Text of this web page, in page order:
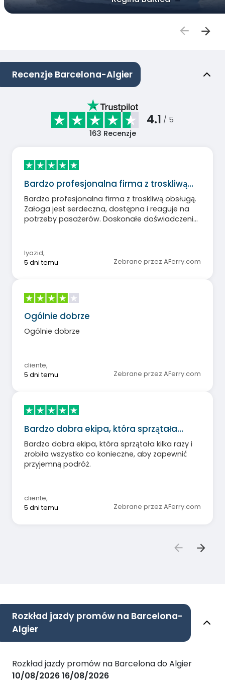
Recenzje Barcelona-Algier
4.1 / 5
163 Recenzje
Bardzo profesjonalna firma z troskliwą…
Bardzo profesjonalna firma z troskliwą obsługą.
Załoga jest serdeczna, dostępna i reaguje na
potrzeby pasażerów. Doskonałe doświadczenie,
lyazid,
5 dni temu
Zebrane przez AFerry.com
Ogólnie dobrze
Ogólnie dobrze
cliente,
5 dni temu
Zebrane przez AFerry.com
Bardzo dobra ekipa, która sprzątała…
Bardzo dobra ekipa, która sprzątała kilka razy i
zrobiła wszystko co konieczne, aby zapewnić
przyjemną podróż.
cliente,
5 dni temu
Zebrane przez AFerry.com
Rozkład jazdy promów na Barcelona-
Algier
Rozkład jazdy promów na Barcelona do Algier
10/08/202616/08/2026